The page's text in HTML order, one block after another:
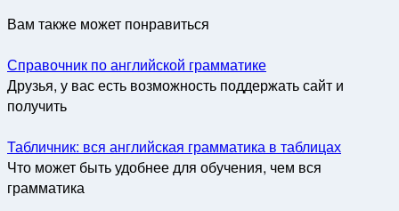
Вам также может понравиться
Справочник по английской грамматике
Друзья, у вас есть возможность поддержать сайт и
получить
Табличник: вся английская грамматика в таблицах
Что может быть удобнее для обучения, чем вся
грамматика